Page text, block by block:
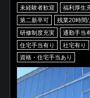
未経験者歓迎 福利厚生
第二新卒可
残業20時間/
研修制度充実
通勤手当
住宅手当有り
社宅有り
資格・住宅手当あり